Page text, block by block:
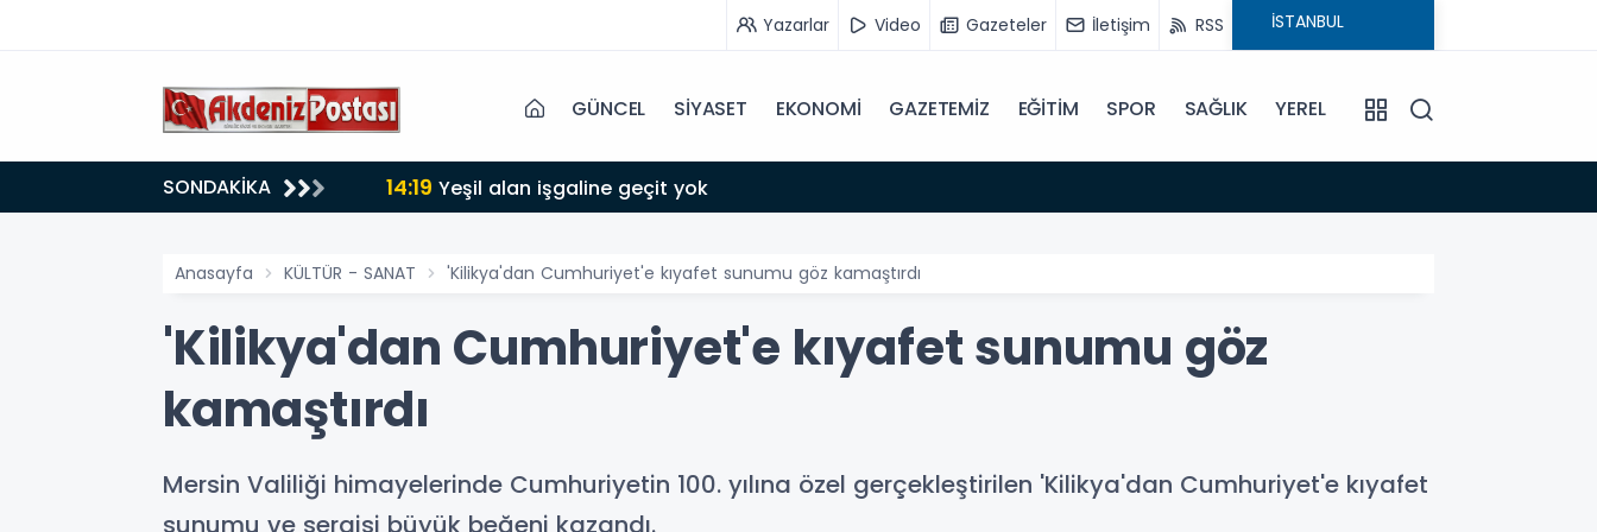
Yazarlar Video Gazeteler İletişim RSS
GÜNCEL SİYASET EKONOMİ GAZETEMİZ EĞİTİM SPOR SAĞLIK YEREL
SONDAKİKA
30 dereceyi gördü 14:19 Yeşil alan işgaline geçit yok
Anasayfa KÜLTÜR - SANAT 'Kilikya'dan Cumhuriyet'e kıyafet sunumu göz kamaştırdı
'Kilikya'dan Cumhuriyet'e kıyafet sunumu göz
kamaştırdı
Mersin Valiliği himayelerinde Cumhuriyetin 100. yılına özel gerçekleştirilen 'Kilikya'dan Cumhuriyet'e kıyafet
sunumu ve sergisi büyük beğeni kazandı.